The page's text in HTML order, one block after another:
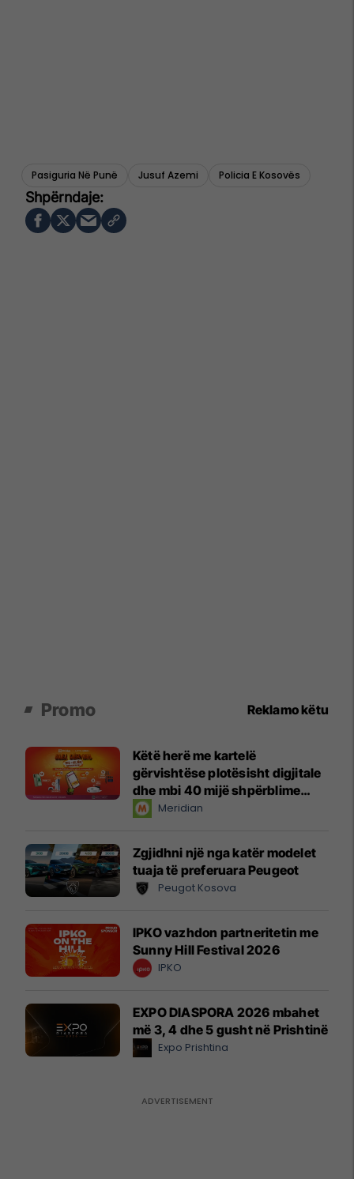
Pasiguria Në Punë Jusuf Azemi Policia E Kosovës
Promo Reklamo këtu
Këtë herë me kartelë
gërvishtëse plotësisht digjitale
dhe mbi 40 mijë shpërblime
instant!Meridian
Zgjidhni një nga katër modelet
tuaja të preferuara Peugeot
Peugot Kosova
IPKO vazhdon partneritetin me
Sunny Hill Festival 2026
IPKO
EXPO DIASPORA 2026 mbahet
më 3, 4 dhe 5 gusht në Prishtinë
Expo Prishtina